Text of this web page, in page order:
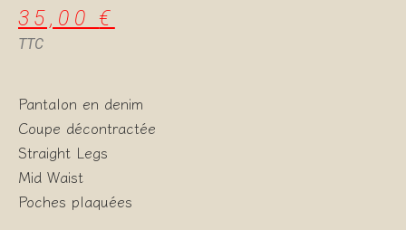
35,00€
TTC
Pantalon en denim
Coupe décontractée
Straight Legs
Mid Waist
Poches plaquées